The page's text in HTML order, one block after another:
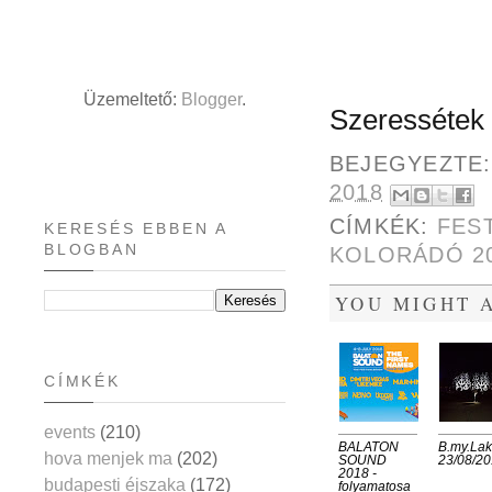
2018
CÍMKÉK:
KOLORÁDÓ
YOU MIGHT
BALATON
SOUND
2018 -
folyamatosa
23/08/
Üzemeltető: Blogger.
KERESÉS EBBEN A
BLOGBAN
CÍMKÉK
events (210)
hova menjek ma (202)
budapesti éjszaka (172)